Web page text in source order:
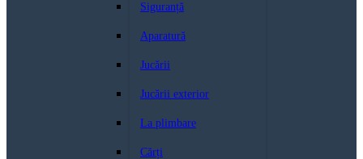
Siguranță
Aparatură
Jucării
Jucării exterior
La plimbare
Cărți